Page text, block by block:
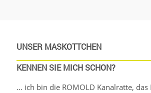
UNSER MASKOTTCHEN
KENNEN SIE MICH SCHON?
... ich bin die ROMOLD Kanalratte,